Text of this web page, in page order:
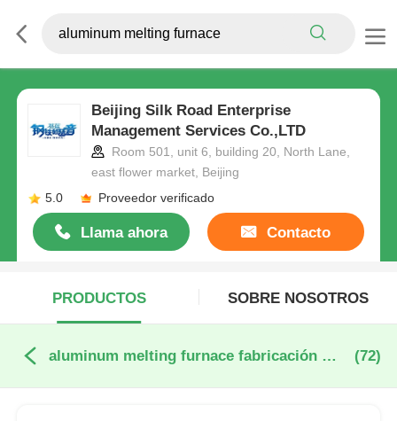
Beijing Silk Road Enterprise
Management Services Co.,LTD
Room 501, unit 6, building 20, North Lane,
east flower market, Beijing
5.0
Proveedor verificado
Llama ahora Contacto
PRODUCTOS SOBRE NOSOTROS
aluminum melting furnace fabricación en línea (72)